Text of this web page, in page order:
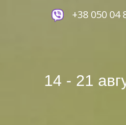
14 - 21
+38 050 04